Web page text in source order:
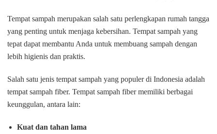
Tempat sampah merupakan salah satu perlengkapan rumah tangga
yang penting untuk menjaga kebersihan. Tempat sampah yang
tepat dapat membantu Anda untuk membuang sampah dengan
lebih higienis dan praktis.
Salah satu jenis tempat sampah yang populer di Indonesia adalah
tempat sampah fiber. Tempat sampah fiber memiliki berbagai
keunggulan, antara lain:
Kuat dan tahan lama